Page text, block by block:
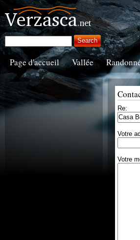
Page d'accueil Vallée
Re:
Votre
Votre